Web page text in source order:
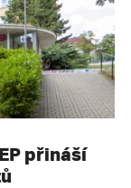
přináší